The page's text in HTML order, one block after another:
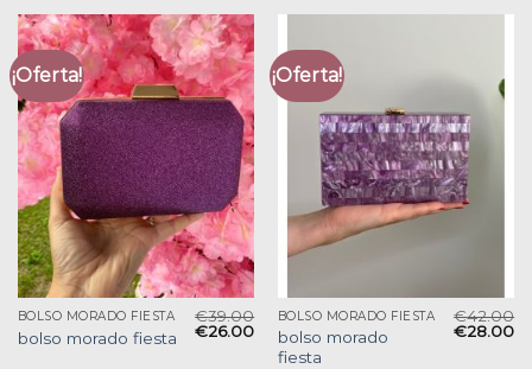
¡Oferta!
BOLSO MORADO FIESTA
bolso morado fiesta
€39.00
€26.00
¡Oferta!
BOLSO MORADO FIESTA
bolso morado
fiesta
€42.00
€28.00